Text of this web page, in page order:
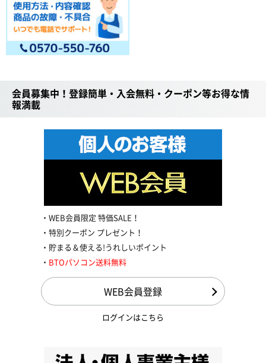
会員募集中！登録簡単・入会無料・クーポン等お得な情
報満載
WEB会員限定 特価SALE！
特別クーポン プレゼント！
貯まる＆使える!うれしいポイント
BTOパソコン送料無料
WEB会員登録
ログインはこちら